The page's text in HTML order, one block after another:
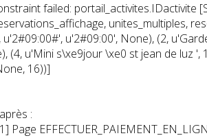
failed: portail_activites.IDactivite
unites_multiples,
u'2#09:00', None), (2,
(4, u'Mini s\xe9jour \xe0 st jean de luz
16))]
:
Page